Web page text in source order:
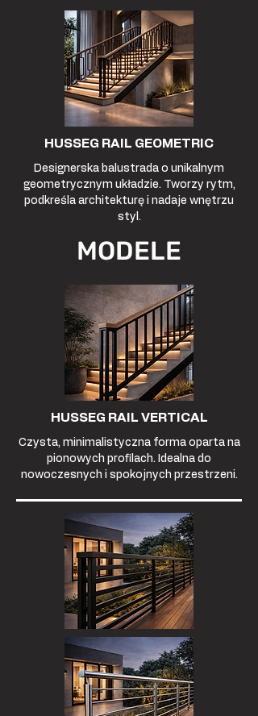
HUSSEG RAIL GEOMETRIC
Designerska balustrada o unikalnym
geometrycznym układzie. Tworzy rytm,
podkreśla architekturę i nadaje wnętrzu
styl.
MODELE
HUSSEG RAIL VERTICAL
Czysta, minimalistyczna forma oparta na
pionowych profilach. Idealna do
nowoczesnych i spokojnych przestrzeni.